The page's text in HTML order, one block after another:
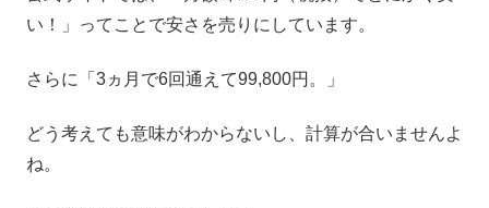
い！」ってことで安さを売りにしています。
さらに「3ヵ月で6回通えて99,800円。」
どう考えても意味がわからないし、計算が合いませんよ
ね。